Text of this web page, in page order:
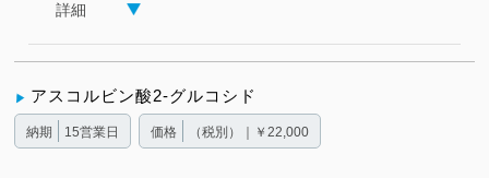
詳細
アスコルビン酸2-グルコシド
納期 15営業日 価格 （税別）｜￥22,000